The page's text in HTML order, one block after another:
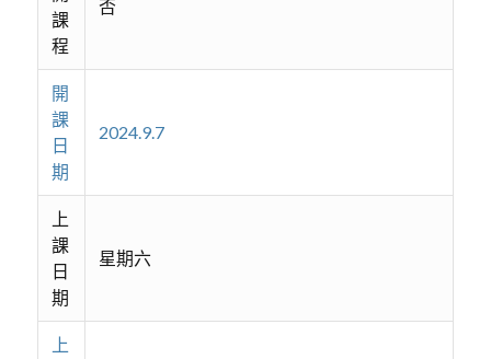
課
程
否
開
課
日
期
2024.9.7
上
課
日
期
星期六
上